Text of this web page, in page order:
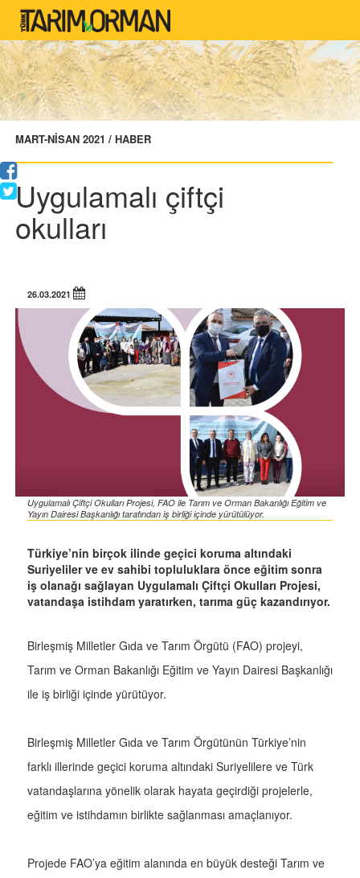
MART-NİSAN 2021 / HABER
Uygulamalı çiftçi
okulları
26.03.2021
Uygulamalı Çiftçi Okulları Projesi, FAO ile Tarım ve Orman Bakanlığı Eğitim ve
Yayın Dairesi Başkanlığı tarafından iş birliği içinde yürütülüyor.
Türkiye’nin birçok ilinde geçici koruma altındaki
Suriyeliler ve ev sahibi topluluklara önce eğitim sonra
iş olanağı sağlayan Uygulamalı Çiftçi Okulları Projesi,
vatandaşa istihdam yaratırken, tarıma güç kazandırıyor.
Birleşmiş Milletler Gıda ve Tarım Örgütü (FAO) projeyi,
Tarım ve Orman Bakanlığı Eğitim ve Yayın Dairesi Başkanlığı
ile iş birliği içinde yürütüyor.
Birleşmiş Milletler Gıda ve Tarım Örgütünün Türkiye’nin
farklı illerinde geçici koruma altındaki Suriyelilere ve Türk
vatandaşlarına yönelik olarak hayata geçirdiği projelerle,
eğitim ve istihdamın birlikte sağlanması amaçlanıyor.
Projede FAO’ya eğitim alanında en büyük desteği Tarım ve